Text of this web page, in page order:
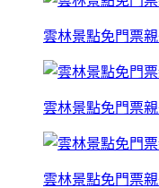
雲林景點免門票
雲林景點免門票
雲林景點免門票